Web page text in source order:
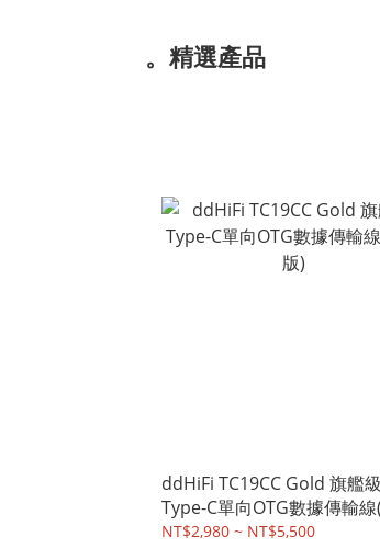
。精選產品
ddHiFi TC19CC Gold 旗艦級
Type-C單向OTG數據傳輸線
版)
NT$2,980 ~ NT$5,500